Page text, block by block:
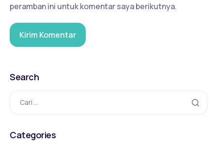
peramban ini untuk komentar saya berikutnya.
Search
Categories